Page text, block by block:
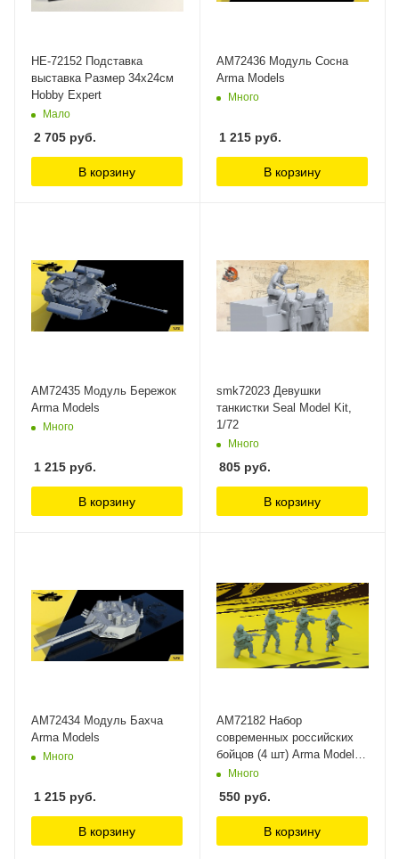
HE-72152 Подставка
выставка Размер 34х24см
Hobby Expert
Мало
2 705 руб.
В корзину
AM72436 Модуль Сосна
Arma Models
Много
1 215 руб.
В корзину
AM72435 Модуль Бережок
Arma Models
Много
1 215 руб.
В корзину
smk72023 Девушки
танкистки Seal Model Kit,
1/72
Много
805 руб.
В корзину
AM72434 Модуль Бахча
Arma Models
Много
1 215 руб.
В корзину
AM72182 Набор
современных российских
бойцов (4 шт) Arma Models,
1/72Много
550 руб.
В корзину